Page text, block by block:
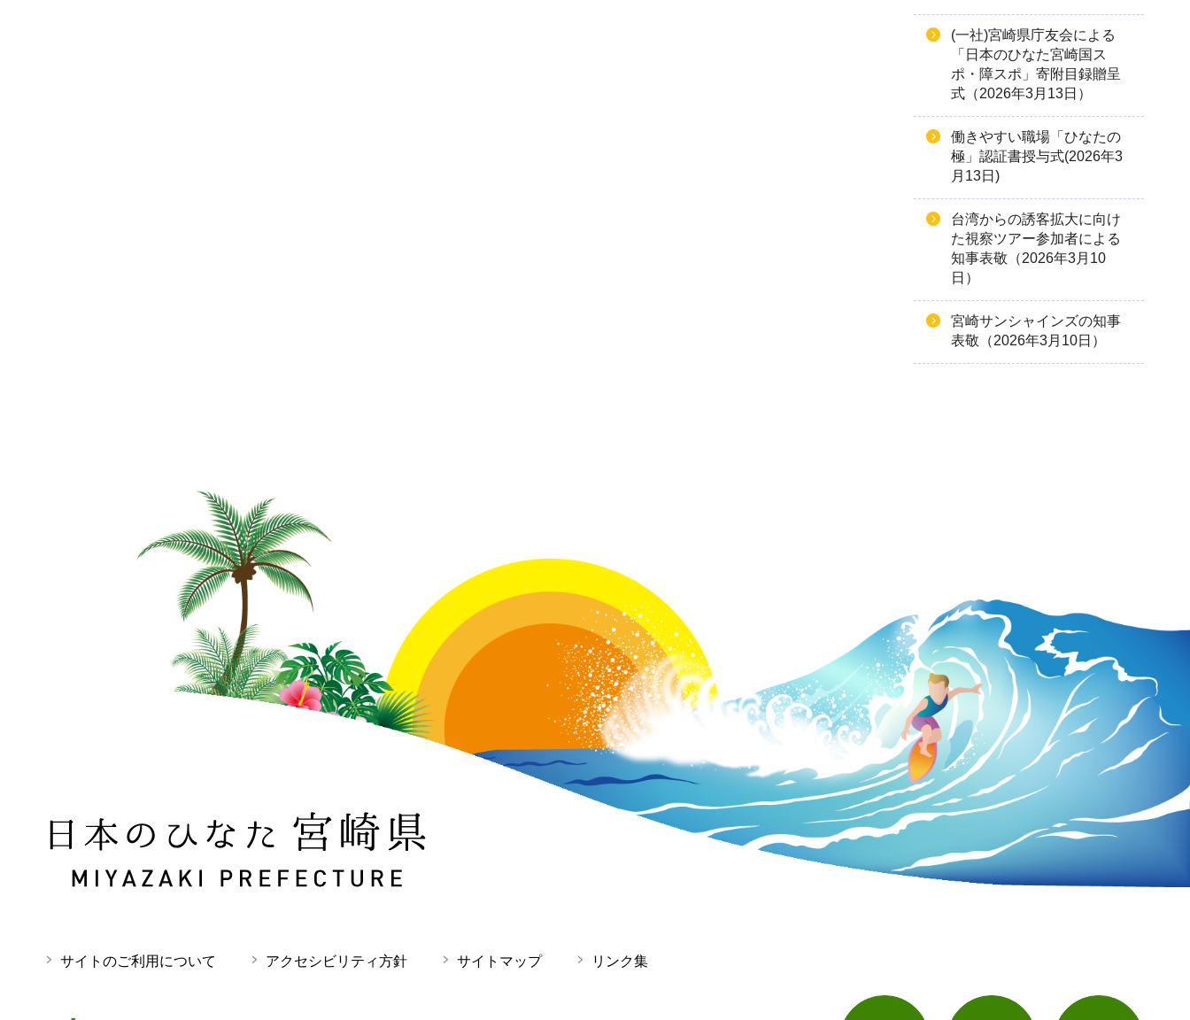
(一社)宮崎県庁友会による
「日本のひなた宮崎国ス
ポ・障スポ」寄附目録贈呈
式（2026年3月13日）
働きやすい職場「ひなたの
極」認証書授与式(2026年3
月13日)
台湾からの誘客拡大に向け
た視察ツアー参加者による
知事表敬（2026年3月10
日）
宮崎サンシャインズの知事
表敬（2026年3月10日）
日本のひなた 宮崎県 MIYAZAKI PREFECTURE
サイトのご利用について アクセシビリティ方針 サイトマップ リンク集